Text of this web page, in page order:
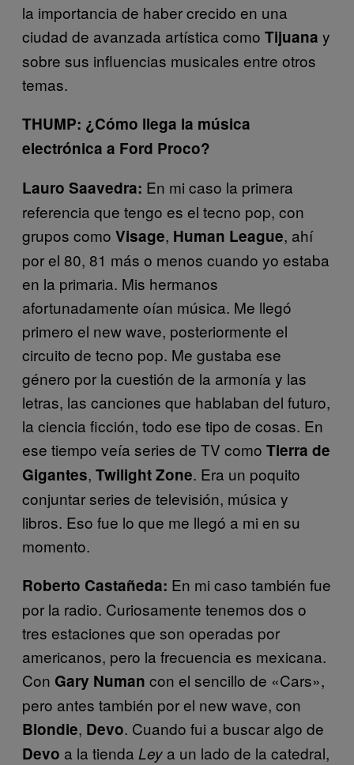
la importancia de haber crecido en una
ciudad de avanzada artística como Tijuana y
sobre sus influencias musicales entre otros
temas.
THUMP: ¿Cómo llega la música
electrónica a Ford Proco?
Lauro Saavedra: En mi caso la primera
referencia que tengo es el tecno pop, con
grupos como Visage, Human League, ahí
por el 80, 81 más o menos cuando yo estaba
en la primaria. Mis hermanos
afortunadamente oían música. Me llegó
primero el new wave, posteriormente el
circuito de tecno pop. Me gustaba ese
género por la cuestión de la armonía y las
letras, las canciones que hablaban del futuro,
la ciencia ficción, todo ese tipo de cosas. En
ese tiempo veía series de TV como Tierra de
Gigantes, Twilight Zone. Era un poquito
conjuntar series de televisión, música y
libros. Eso fue lo que me llegó a mi en su
momento.
Roberto Castañeda: En mi caso también fue
por la radio. Curiosamente tenemos dos o
tres estaciones que son operadas por
americanos, pero la frecuencia es mexicana.
Con Gary Numan con el sencillo de «Cars»,
pero antes también por el new wave, con
Blondie, Devo. Cuando fui a buscar algo de
Devo a la tienda Ley a un lado de la catedral,